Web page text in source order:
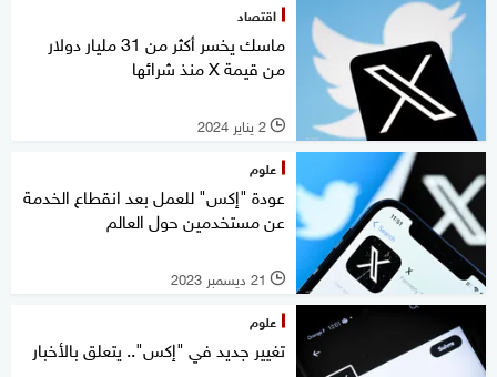
اقتصاد
ماسك يخسر أكثر من 31 مليار دولار
من قيمة X منذ شرائها
l 2 يناير 2024
علوم
عودة "إكس" للعمل بعد انقطاع الخدمة
عن مستخدمين حول العالم
l 21 ديسمبر 2023
علوم
تغيير جديد في "إكس".. يتعلق بالأخبار